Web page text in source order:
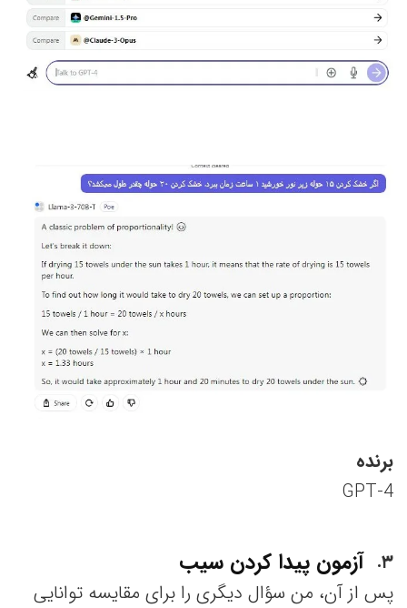
برنده
GPT-4
۳ آزمون پیدا کردن سیب
پس از آن، من سؤال دیگری را برای مقایسه توانایی